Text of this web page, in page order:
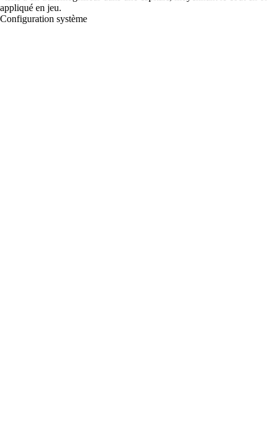
appliqué en jeu.
Configuration système